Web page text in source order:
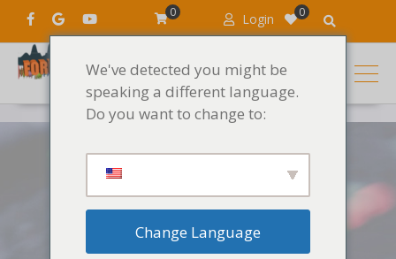
Login 0
0
We've detected you might be
speaking a different language.
Do you want to change to:
Change Language